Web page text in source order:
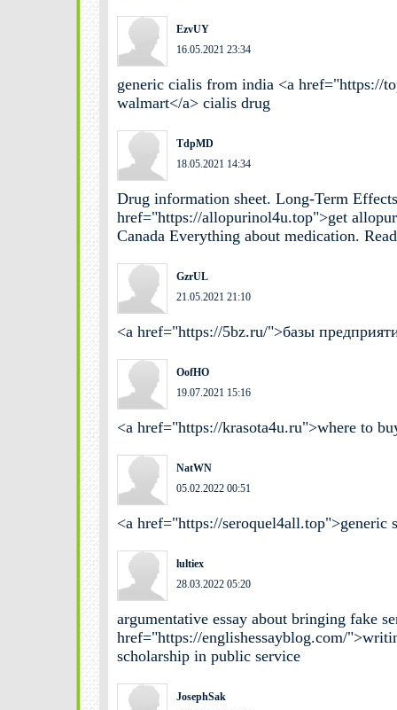
EzvUY
16.05.2021 23:34
generic cialis from india <a href="https://
walmart</a> cialis drug
TdpMD
18.05.2021 14:34
Drug information sheet. Long-Term
href="https://allopurinol4u.top">get
Canada Everything about medication.
GzrUL
21.05.2021 21:10
<a href="https://5bz.ru/">базы
OofHO
19.07.2021 15:16
<a href="https://krasota4u.ru">where to
NatWN
05.02.2022 00:51
<a href="https://seroquel4all.top">generic
lultiex
28.03.2022 05:20
argumentative essay about bringing fake
href="https://englishessayblog.com/
scholarship in public service
JosephSak